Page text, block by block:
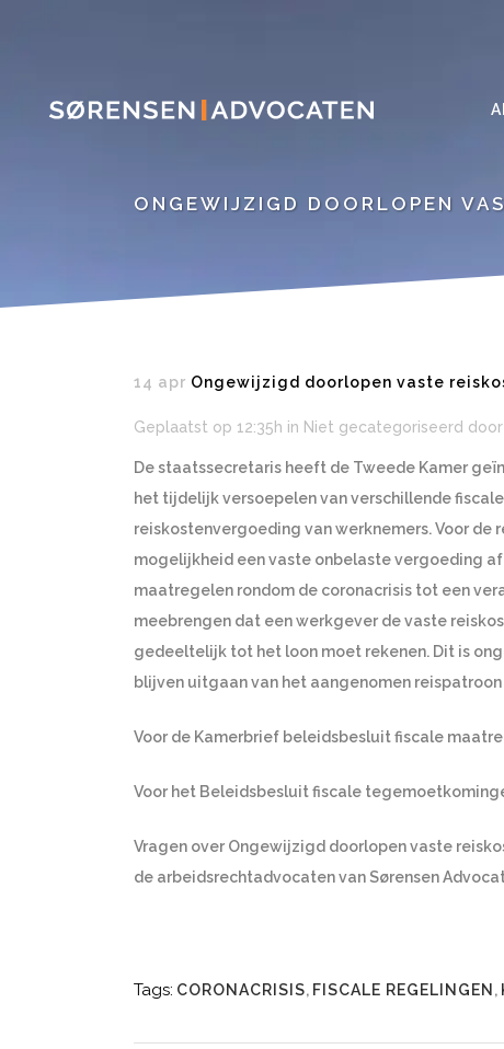
ONGEWIJZIGD DOORLOPEN
14 apr Ongewijzigd doorlopen vaste
Geplaatst op 12:35h in Niet gecategoriseerd door
De staatssecretaris heeft de Tweede Kamer
het tijdelijk versoepelen van verschillende
reiskostenvergoeding van werknemers. Voor
mogelijkheid een vaste onbelaste vergoeding
maatregelen rondom de coronacrisis tot een
meebrengen dat een werkgever de vaste
gedeeltelijk tot het loon moet rekenen. Dit is
blijven uitgaan van het aangenomen
Voor de Kamerbrief beleidsbesluit fiscale
Voor het Beleidsbesluit fiscale
Vragen over Ongewijzigd doorlopen vaste
de arbeidsrechtadvocaten van Sørensen
Tags: CORONACRISIS, FISCALE REGELINGEN,